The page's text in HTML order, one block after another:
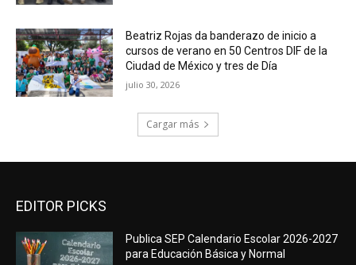
Beatriz Rojas da banderazo de inicio a
cursos de verano en 50 Centros DIF de la
Ciudad de México y tres de Día
julio 30, 2026
Cargar más
EDITOR PICKS
Publica SEP Calendario Escolar 2026-2027
para Educación Básica y Normal